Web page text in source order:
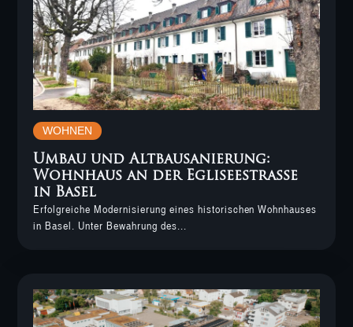
WOHNEN
Umbau und Altbausanierung:
Wohnhaus an der Egliseestrasse
in Basel
Erfolgreiche Modernisierung eines historischen Wohnhauses
in Basel. Unter Bewahrung des...